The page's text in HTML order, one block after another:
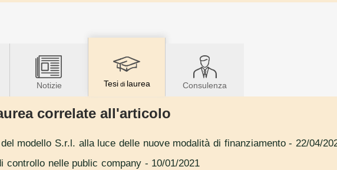
Notizie Tesidi laurea Consulenza
correlate all'articolo
modello S.r.l. alla luce delle nuove modalità di finanziamento- 22/04/
controllo nelle public company - 10/01/2021